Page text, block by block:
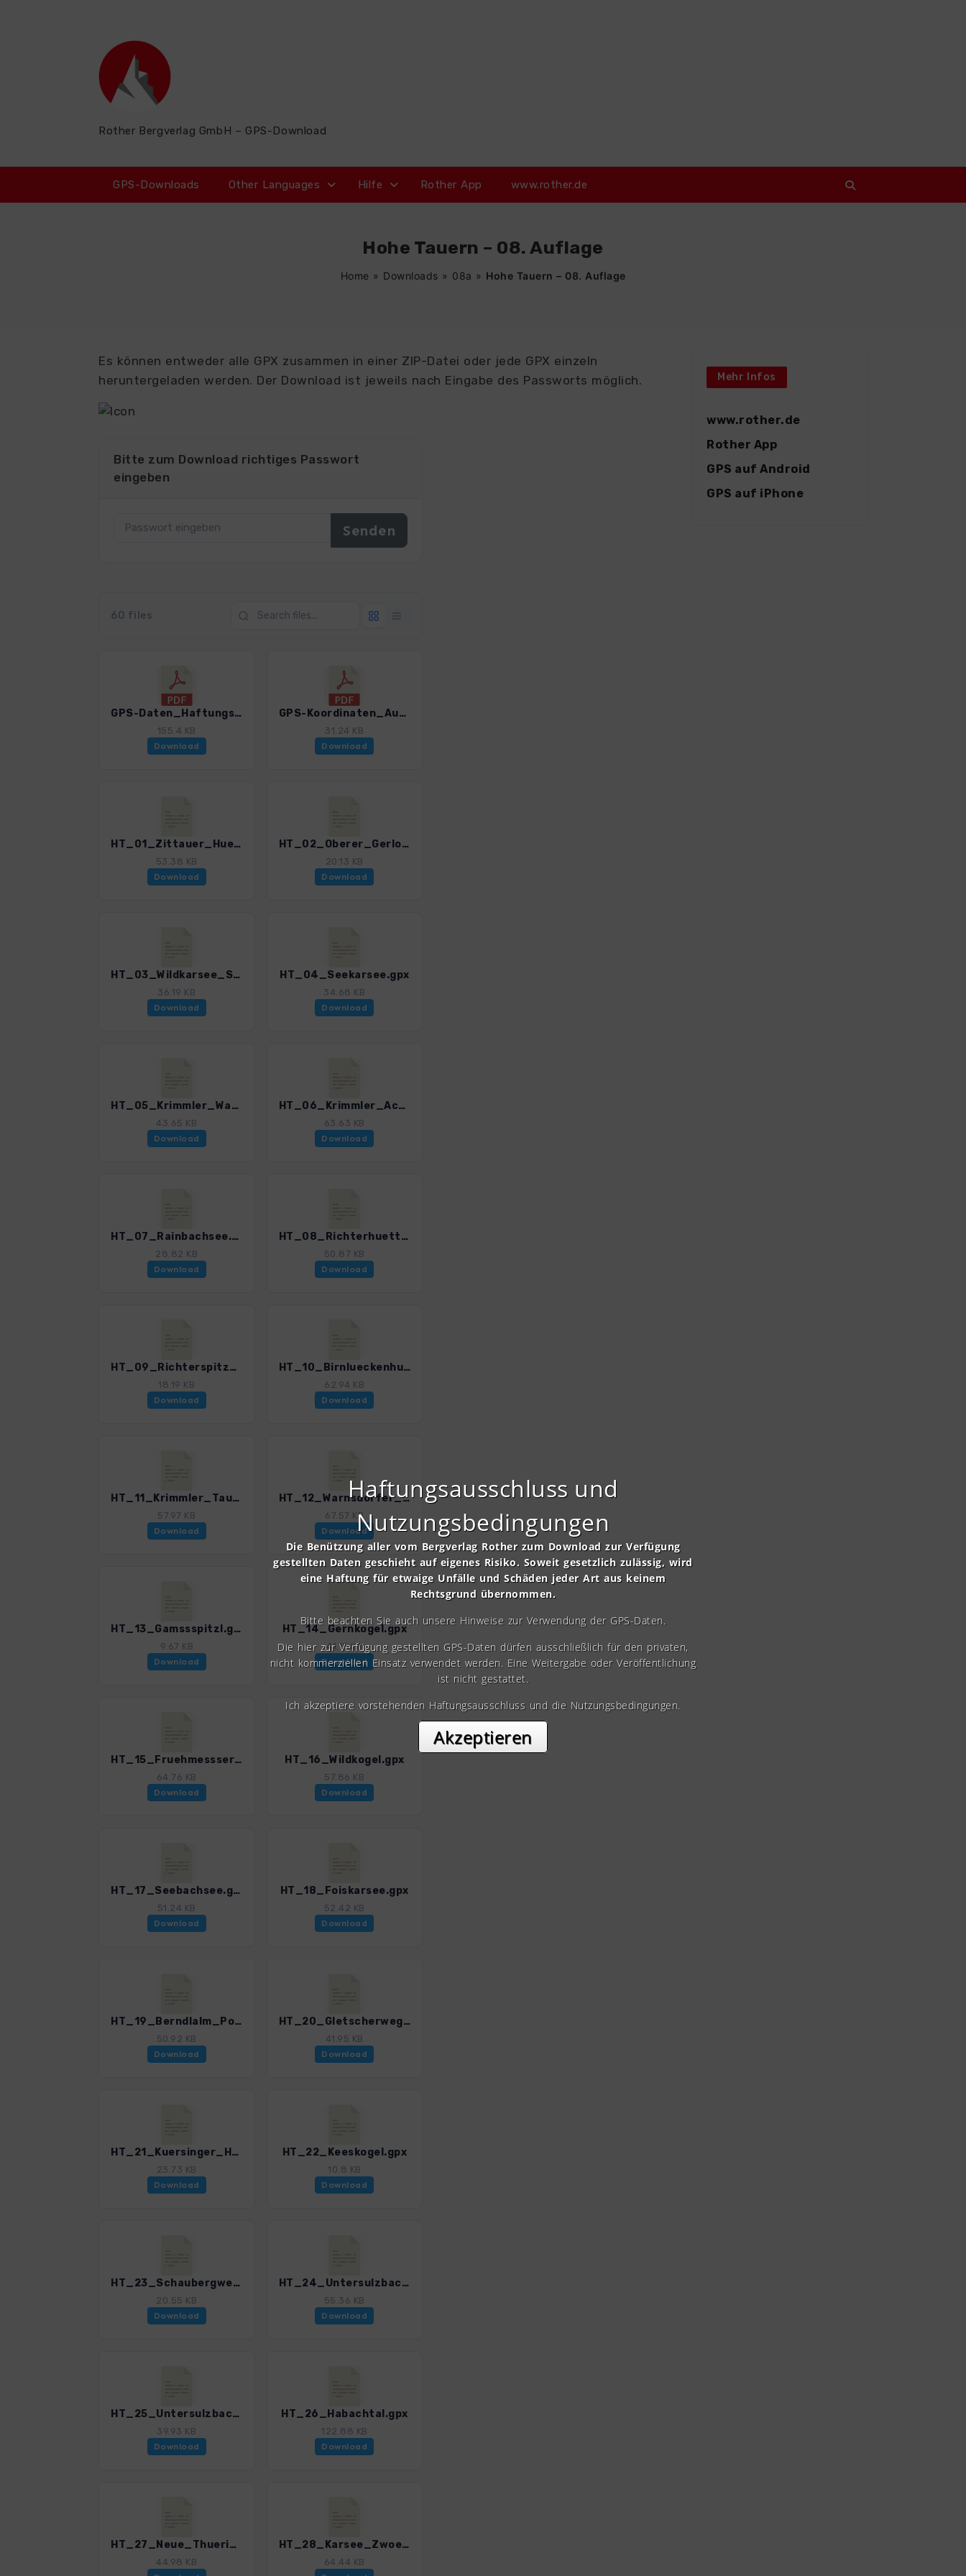
Rother Bergverlag GmbH – GPS-Download
GPS-Downloads Other Languages Hilfe Rother App www.rother.de
Hohe Tauern – 08. Auflage
Home » Downloads » 08a » Hohe Tauern – 08. Auflage
Es können entweder alle GPX zusammen in einer ZIP-Datei oder jede GPX einzeln
heruntergeladen werden. Der Download ist jeweils nach Eingabe des Passworts möglich.
Bitte zum Download richtiges Passwort
eingeben
60 files
GPS-Daten_Haftungsausschluss-Nutzungsbedingungen_WF_HoheTauern.pdf
155.4 KB
Download
GPS-Koordinaten_Ausgangspunkte_WF_HoheTauern.pdf
31.24 KB
Download
HT_01_Zittauer_Huette_Unterer_Gerlosssee.gpx
53.38 KB
Download
HT_02_Oberer_Gerlosssee_Rosskopf.gpx
20.13 KB
Download
HT_03_Wildkarsee_Seekarscharte.gpx
36.19 KB
Download
HT_04_Seekarsee.gpx
34.68 KB
Download
HT_05_Krimmler_Wassserfaelle.gpx
43.65 KB
Download
HT_06_Krimmler_Achtental_und_Tauernhaus.gpx
63.63 KB
Download
HT_07_Rainbachsee.gpx
28.82 KB
Download
HT_08_Richterhuette.gpx
50.87 KB
Download
HT_09_Richterspitze.gpx
18.19 KB
Download
HT_10_Birnlueckenhuette.gpx
62.94 KB
Download
HT_11_Krimmler_Tauern.gpx
57.97 KB
Download
HT_12_Warnsdorfer_Huette_Eisssee.gpx
67.57 KB
Download
HT_13_Gamssspitzl.gpx
9.67 KB
Download
HT_14_Gernkogel.gpx
41.15 KB
Download
HT_15_Fruehmessser_Steinkogel.gpx
64.76 KB
Download
HT_16_Wildkogel.gpx
57.86 KB
Download
HT_17_Seebachsee.gpx
51.24 KB
Download
HT_18_Foiskarsee.gpx
52.42 KB
Download
HT_19_Berndlalm_Postalm.gpx
50.92 KB
Download
HT_20_Gletscherweg_Obersulzbachtal.gpx
41.95 KB
Download
HT_21_Kuersinger_Huette.gpx
23.73 KB
Download
HT_22_Keeskogel.gpx
10.8 KB
Download
HT_23_Schaubergwerk_Hochfeld.gpx
20.55 KB
Download
HT_24_Untersulzbachtal.gpx
55.36 KB
Download
HT_25_Untersulzbachkees.gpx
39.93 KB
Download
HT_26_Habachtal.gpx
122.88 KB
Download
HT_27_Neue_Thueringer_Huette.gpx
44.98 KB
HT_28_Karsee_Zwoelferkogel.gpx
64.44 KB
Mehr Infos
www.rother.de
Rother App
GPS auf Android
GPS auf iPhone
Haftungsausschluss und
Nutzungsbedingungen
Die Benützung aller vom Bergverlag Rother zum Download zur Verfügung
gestellten Daten geschieht auf eigenes Risiko. Soweit gesetzlich zulässig, wird
eine Haftung für etwaige Unfälle und Schäden jeder Art aus keinem
Rechtsgrund übernommen.
Bitte beachten Sie auch unsere Hinweise zur Verwendung der GPS-Daten.
Die hier zur Verfügung gestellten GPS-Daten dürfen ausschließlich für den privaten,
nicht kommerziellen Einsatz verwendet werden. Eine Weitergabe oder Veröffentlichung
ist nicht gestattet.
Ich akzeptiere vorstehenden Haftungsausschluss und die Nutzungsbedingungen.
Akzeptieren